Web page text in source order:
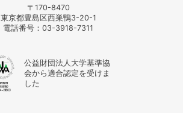
〒170-8470
東京都豊島区西巣鴨3-20-1
電話番号： 03-3918-7311
公益財団法人大学基準協
会から適合認定を受けま
した